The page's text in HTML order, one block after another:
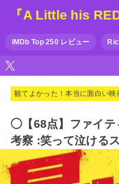
『A Little his
IMDb Top 250 レビュー
観てよかった！本当に面白い映
◯【68点】ファイテ
考察 :笑って泣ける